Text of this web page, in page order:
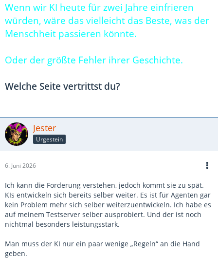
Wenn wir KI heute für zwei Jahre einfrieren
würden, wäre das vielleicht das Beste, was der
Menschheit passieren könnte.
Oder der größte Fehler ihrer Geschichte.
Welche Seite vertrittst du?
Jester
Urgestein
6. Juni 2026
Ich kann die Forderung verstehen, jedoch kommt sie zu spät.
KIs entwickeln sich bereits selber weiter. Es ist für Agenten gar
kein Problem mehr sich selber weiterzuentwickeln. Ich habe es
auf meinem Testserver selber ausprobiert. Und der ist noch
nichtmal besonders leistungsstark.
Man muss der KI nur ein paar wenige „Regeln“ an die Hand
geben.